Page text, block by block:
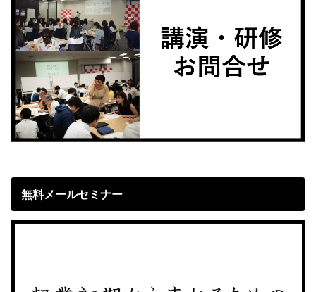
無料メールセミナー